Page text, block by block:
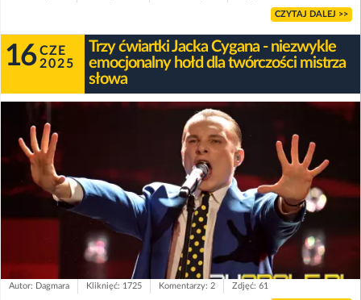
CZYTAJ DALEJ >>
16 CZE
2025
Trzy ćwiartki Jacka Cygana - niezwykle
emocjonalny hołd dla twórczości mistrza
słowa
Autor: Dagmara Kliknięć: 1725 Komentarzy: 2 Zdjęć: 61